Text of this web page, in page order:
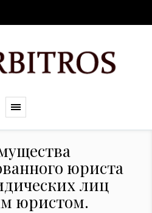
юриста
лиц
юристом.